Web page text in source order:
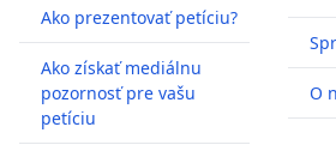
Ako prezentovať petíciu?
Ako získať mediálnu
pozornosť pre vašu
petíciu
O